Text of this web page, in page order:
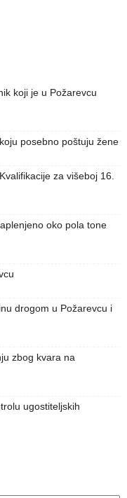
koji je u Požarevcu
posebno poštuju žene
za višeboj 16.
oko pola tone
drogom u Požarevcu i
zbog kvara na
ugostiteljskih